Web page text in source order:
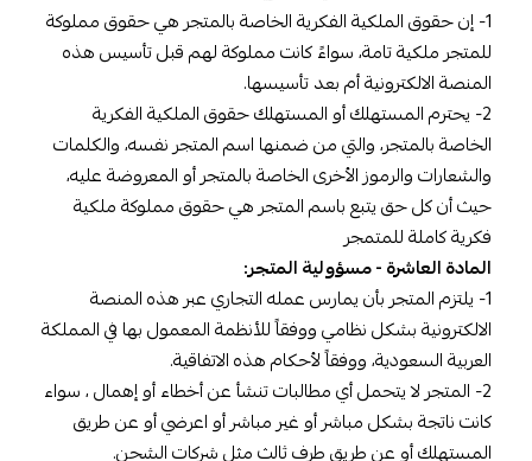
1- إن حقوق الملكية الفكرية الخاصة بالمتجر هي حقوق مملوكة
للمتجر ملكية تامة، سواءً كانت مملوكة لهم قبل تأسيس هذه
المنصة الالكترونية أم بعد تأسيسها.
2- يحترم المستهلك أو المستهلك حقوق الملكية الفكرية
الخاصة بالمتجر، والتي من ضمنها اسم المتجر نفسه، والكلمات
والشعارات والرموز الأخرى الخاصة بالمتجر أو المعروضة عليه،
حيث أن كل حق يتبع باسم المتجر هي حقوق مملوكة ملكية
فكرية كاملة للمتمجر
المادة العاشرة - مسؤولية المتجر:
1- يلتزم المتجر بأن يمارس عمله التجاري عبر هذه المنصة
الالكترونية بشكل نظامي ووفقاً للأنظمة المعمول بها في المملكة
العربية السعودية، ووفقاً لأحكام هذه الاتفاقية.
2- المتجر لا يتحمل أي مطالبات تنشأ عن أخطاء أو إهمال ، سواء
كانت ناتجة بشكل مباشر أو غير مباشر أو اعرضي أو عن طريق
المستهلك أو عن طريق طرف ثالث مثل شركات الشحن.